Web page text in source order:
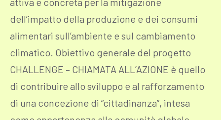
dell’impatto della produzione e dei consumi
alimentari sull’ambiente e sul cambiamento
climatico. Obiettivo generale del progetto
CHALLENGE – CHIAMATA ALL’AZIONE è quello
di contribuire allo sviluppo e al rafforzamento
di una concezione di “cittadinanza”, intesa